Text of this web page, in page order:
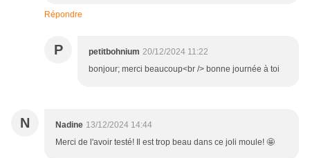
Répondre
P petitbohnium 20/12/2024 11:22
bonjour; merci beaucoup<br /> bonne journée à toi
N Nadine 13/12/2024 14:44
Merci de l'avoir testé! Il est trop beau dans ce joli moule! 🤩